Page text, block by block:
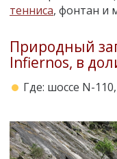
тенниса, фонтан и
Природный
Infiernos, в
Где: шоссе N-